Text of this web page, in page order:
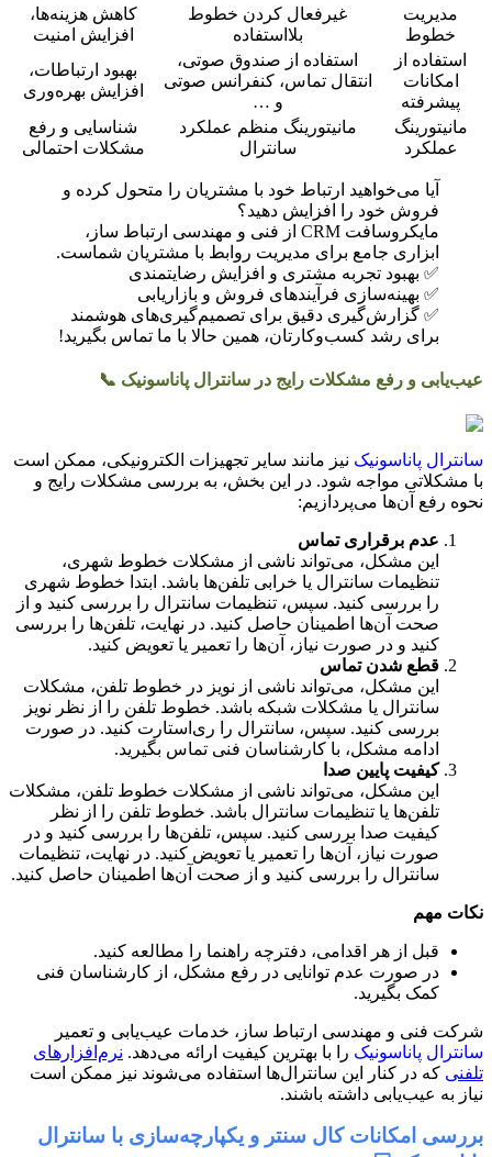
مدیریت
خطوط
غیرفعال کردن خطوط
بلااستفاده
کاهش هزینه‌ها،
افزایش امنیت
استفاده از
امکانات
پیشرفته
استفاده از صندوق صوتی،
انتقال تماس، کنفرانس صوتی
و …
بهبود ارتباطات،
افزایش بهره‌وری
مانیتورینگ
عملکرد
مانیتورینگ منظم عملکرد
سانترال
شناسایی و رفع
مشکلات احتمالی
آیا می‌خواهید ارتباط خود با مشتریان را متحول کرده و
فروش خود را افزایش دهید؟
مایکروسافت CRM از فنی و مهندسی ارتباط ساز،
ابزاری جامع برای مدیریت روابط با مشتریان شماست.
✅ بهبود تجربه مشتری و افزایش رضایتمندی
✅ بهینه‌سازی فرآیندهای فروش و بازاریابی
✅ گزارش‌گیری دقیق برای تصمیم‌گیری‌های هوشمند
برای رشد کسب‌وکارتان، همین حالا با ما تماس بگیرید!
عیب‌یابی و رفع مشکلات رایج در سانترال پاناسونیک 📞
سانترال پاناسونیک نیز مانند سایر تجهیزات الکترونیکی، ممکن است
با مشکلاتی مواجه شود. در این بخش، به بررسی مشکلات رایج و
نحوه رفع آن‌ها می‌پردازیم:
عدم برقراری تماس
این مشکل، می‌تواند ناشی از مشکلات خطوط شهری،
تنظیمات سانترال یا خرابی تلفن‌ها باشد. ابتدا خطوط شهری
را بررسی کنید. سپس، تنظیمات سانترال را بررسی کنید و از
صحت آن‌ها اطمینان حاصل کنید. در نهایت، تلفن‌ها را بررسی
کنید و در صورت نیاز، آن‌ها را تعمیر یا تعویض کنید.
قطع شدن تماس
این مشکل، می‌تواند ناشی از نویز در خطوط تلفن، مشکلات
سانترال یا مشکلات شبکه باشد. خطوط تلفن را از نظر نویز
بررسی کنید. سپس، سانترال را ری‌استارت کنید. در صورت
ادامه مشکل، با کارشناسان فنی تماس بگیرید.
کیفیت پایین صدا
این مشکل، می‌تواند ناشی از مشکلات خطوط تلفن، مشکلات
تلفن‌ها یا تنظیمات سانترال باشد. خطوط تلفن را از نظر
کیفیت صدا بررسی کنید. سپس، تلفن‌ها را بررسی کنید و در
صورت نیاز، آن‌ها را تعمیر یا تعویض کنید. در نهایت، تنظیمات
سانترال را بررسی کنید و از صحت آن‌ها اطمینان حاصل کنید.
نکات مهم
قبل از هر اقدامی، دفترچه راهنما را مطالعه کنید.
در صورت عدم توانایی در رفع مشکل، از کارشناسان فنی
کمک بگیرید.
شرکت فنی و مهندسی ارتباط ساز، خدمات عیب‌یابی و تعمیر
سانترال پاناسونیک را با بهترین کیفیت ارائه می‌دهد. نرم‌افزارهای
تلفنی که در کنار این سانترال‌ها استفاده می‌شوند نیز ممکن است
نیاز به عیب‌یابی داشته باشند.
بررسی امکانات کال سنتر و یکپارچه‌سازی با سانترال